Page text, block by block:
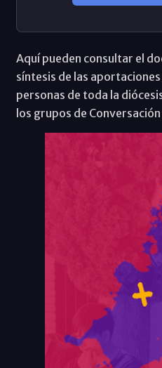
Aquí pueden consultar el
síntesis de las
personas de toda la
los grupos de